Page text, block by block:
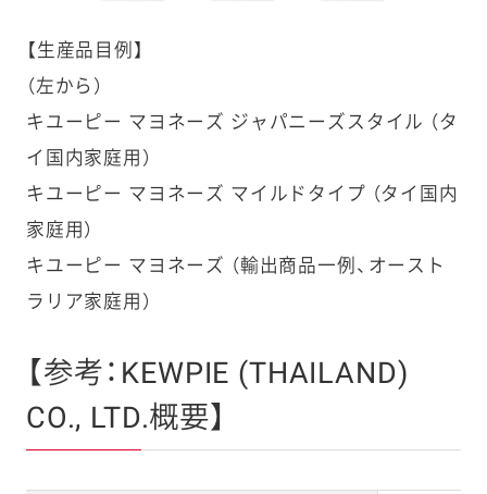
【生産品目例】
（左から）
キユーピー マヨネーズ ジャパニーズスタイル （タ
イ国内家庭用）
キユーピー マヨネーズ マイルドタイプ （タイ国内
家庭用）
キユーピー マヨネーズ （輸出商品一例、オースト
ラリア家庭用）
【参考：KEWPIE (THAILAND)
CO., LTD.概要】